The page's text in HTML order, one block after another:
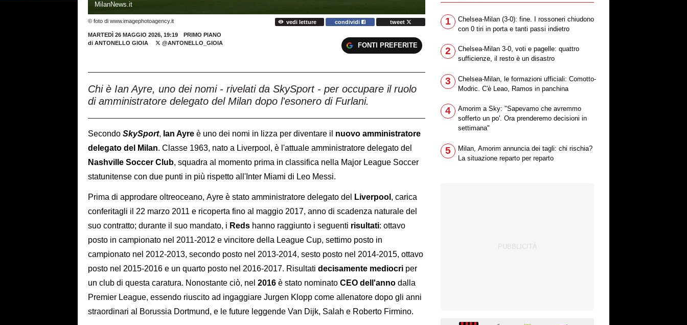
MilanNews.it
© foto di www.imagephotoagency.it vedi letture condividi tweet
MARTEDÌ 26 MAGGIO 2026, 19:19
PRIMO PIANO
di ANTONELLO GIOIA @ANTONELLO_GIOIA FONTI PREFERITE
Chi è Ian Ayre, uno dei nomi - rivelati da SkySport - per occupare il ruolo
di amministratore delegato del Milan dopo l'esonero di Furlani.
Secondo SkySport, Ian Ayre è uno dei nomi in lizza per diventare il nuovo amministratore
delegato del Milan. Classe 1963, nato a Liverpool, è l'attuale amministratore delegato del
Nashville Soccer Club, squadra al momento prima in classifica nella Major League Soccer
statunitense con due punti in più rispetto all'Inter Miami di Leo Messi.
Prima di approdare oltreoceano, Ayre è stato amministratore delegato del Liverpool , carica
conferitagli il 22 marzo 2011 e ricoperta fino al maggio 2017, anno di scadenza naturale del
suo contratto; durante il suo mandato, i Reds hanno raggiunto i seguenti risultati: ottavo
posto in campionato nel 2011-2012 e vincitore della League Cup, settimo posto in
campionato nel 2012-2013, secondo posto nel 2013-2014, sesto posto nel 2014-2015, ottavo
posto nel 2015-2016 e un quarto posto nel 2016-2017. Risultati decisamente mediocri per
un club di questa caratura. Nonostante ciò, nel 2016 è stato nominato CEO dell'anno dalla
Premier League, essendo riuscito ad ingaggiare Jurgen Klopp come allenatore dopo gli anni
straordinari al Borussia Dortmund, e le future leggende Van Dijk, Salah e Roberto Firmino.
1
Chelsea-Milan (3-0): fine. I rossoneri chiudono
con 0 tiri in porta e tanti passi indietro
2
Chelsea-Milan 3-0, voti e pagelle: quattro
sufficienze, il resto è un disastro
3
Chelsea-Milan, le formazioni ufficiali: Comotto-
Modric. C'è Leao, Ramos in panchina
4
Amorim a Sky: "Sapevamo che avremmo
sofferto un po'. Ora prenderemo decisioni in
settimana"
5
Milan, Amorim annuncia dei tagli: chi rischia?
La situazione reparto per reparto